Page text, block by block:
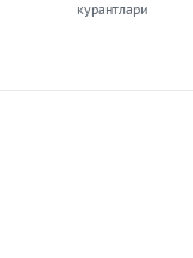
курантлари